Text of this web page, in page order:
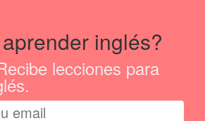
inglés?
lecciones para